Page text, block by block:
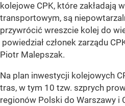
kolejowe CPK, które zakładają
transportowym, są
przywrócić wreszcie kolej do
powiedział członek zarządu
Piotr Malepszak.
Na plan inwestycji kolejowych
tras, w tym 10 tzw. szprych
regionów Polski do Warszawy i